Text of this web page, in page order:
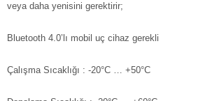
veya daha yenisini gerektirir;
Bluetooth 4.0’lı mobil uç cihaz gerekli
Çalışma Sıcaklığı : -20°C … +50°C